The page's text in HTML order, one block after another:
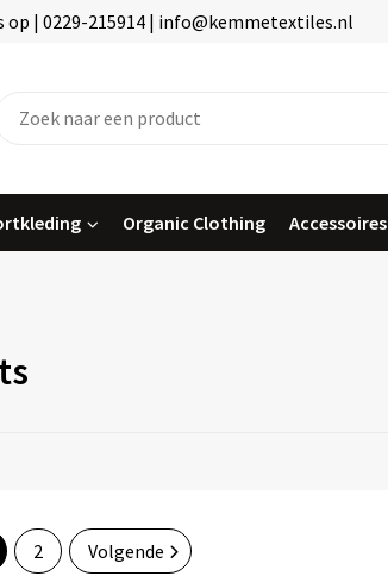
| 0229-215914 | info@kemmetextiles.nl
Organic Clothing Accessoires
2 Volgende